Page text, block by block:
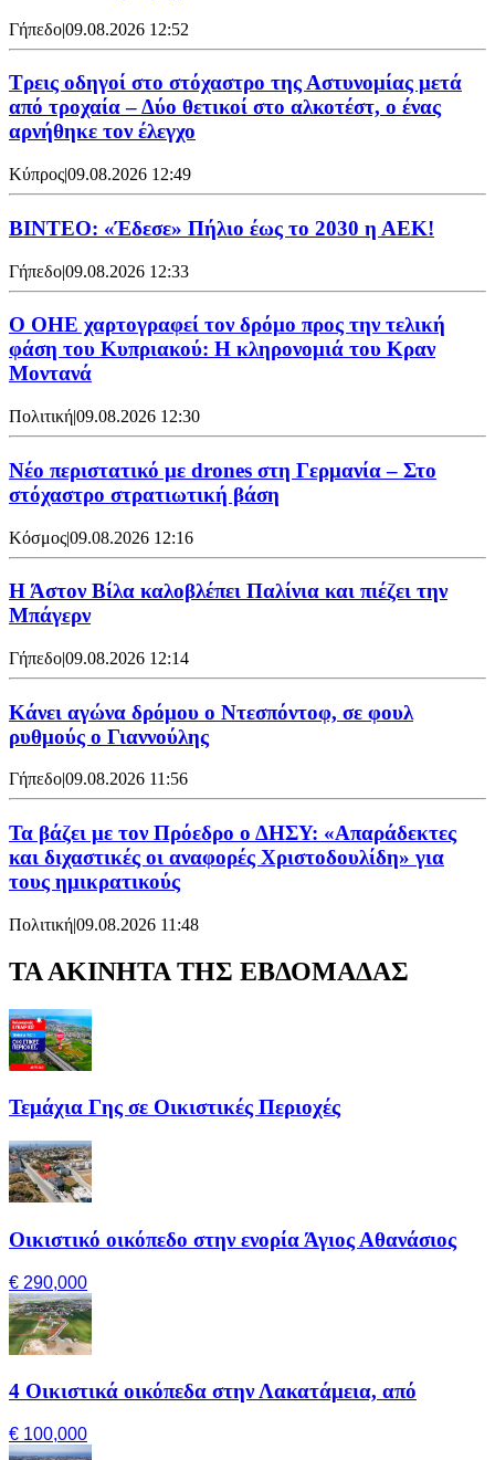
Γήπεδο|09.08.2026 12:52
Τρεις οδηγοί στο στόχαστρο της Αστυνομίας μετά
από τροχαία – Δύο θετικοί στο αλκοτέστ, ο ένας
αρνήθηκε τον έλεγχο
Κύπρος|09.08.2026 12:49
ΒΙΝΤΕΟ: «Έδεσε» Πήλιο έως το 2030 η ΑΕΚ!
Γήπεδο|09.08.2026 12:33
Ο ΟΗΕ χαρτογραφεί τον δρόμο προς την τελική
φάση του Κυπριακού: Η κληρονομιά του Κραν
Μοντανά
Πολιτική|09.08.2026 12:30
Νέο περιστατικό με drones στη Γερμανία – Στο
στόχαστρο στρατιωτική βάση
Κόσμος|09.08.2026 12:16
Η Άστον Βίλα καλοβλέπει Παλίνια και πιέζει την
Μπάγερν
Γήπεδο|09.08.2026 12:14
Kάνει αγώνα δρόμου ο Ντεσπόντοφ, σε φουλ
ρυθμούς ο Γιαννούλης
Γήπεδο|09.08.2026 11:56
Τα βάζει με τον Πρόεδρο ο ΔΗΣΥ: «Απαράδεκτες
και διχαστικές οι αναφορές Χριστοδουλίδη» για
τους ημικρατικούς
Πολιτική|09.08.2026 11:48
ΤΑ ΑΚΙΝΗΤΑ ΤΗΣ ΕΒΔΟΜΑΔΑΣ
Τεμάχια Γης σε Οικιστικές Περιοχές
Οικιστικό οικόπεδο στην ενορία Άγιος Αθανάσιος
€ 290,000
4 Οικιστικά οικόπεδα στην Λακατάμεια, από
€ 100,000